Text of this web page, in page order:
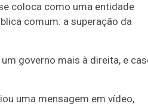
coloca como uma entidade
comum: a superação da
governo mais à direita, e
uma mensagem em vídeo,